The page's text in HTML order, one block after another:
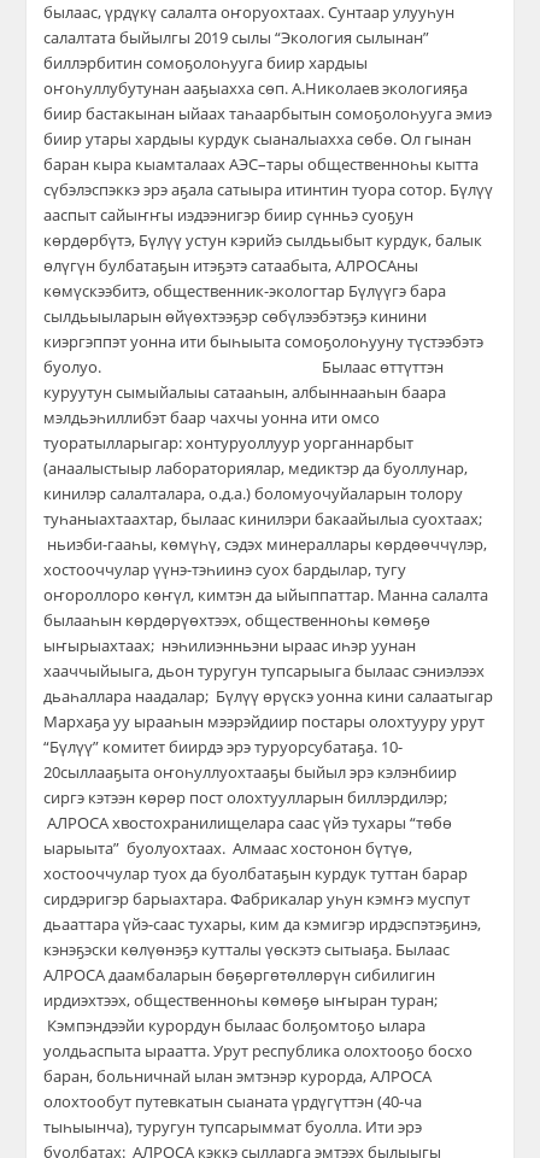
былаас, үрдүкү салалта оҥоруохтаах. Сунтаар улууһун
салалтата быйылгы 2019 сылы “Экология сылынан”
биллэрбитин сомоҕолоһууга биир хардыы
оҥоһуллубутунан ааҕыахха сөп. А.Николаев экологияҕа
биир бастакынан ыйаах таһаарбытын сомоҕолоһууга эмиэ
биир утары хардыы курдук сыаналыахха сөбө. Ол гынан
баран кыра кыамталаах АЭС–тары общественноһы кытта
сүбэлэспэккэ эрэ аҕала сатыыра итинтин туора сотор. Бүлүү
ааспыт сайыҥҥы иэдээнигэр биир сүнньэ суоҕун
көрдөрбүтэ, Бүлүү устун кэрийэ сылдьыбыт курдук, балык
өлүгүн булбатаҕын итэҕэтэ сатаабыта, АЛРОСАны
көмүскээбитэ, общественник-экологтар Бүлүүгэ бара
сылдьыыларын өйүөхтээҕэр сөбүлээбэтэҕэ кинини
киэргэппэт уонна итибыһыытасомоҕолоһууну түстээбэтэ
буолуо. Былаас өттүттэн
куруутунсымыйалыы сатааһын, албыннааһын баара
мэлдьэһиллибэт баар чахчы уонна ити омсо
туоратылларыгар:хонтуруоллуур уорганнарбыт
(анаалыстыыр лабораториялар, медиктэр да буоллунар,
кинилэр салалталара, о.д.а.) боломуочуйаларын толору
туһаныахтаахтар, былаас кинилэри бакаайылыа суохтаах;
ньиэби-гааһы, көмүһү, сэдэх минераллары көрдөөччүлэр,
хостооччулар үүнэ-тэһиинэ суох бардылар, тугу
оҥороллоро көҥүл, кимтэн да ыйыппаттар. Манна салалта
былааһын көрдөрүөхтээх, общественноһы көмөҕө
ыҥырыахтаах; нэһилиэнньэни ыраас иһэр уунан
хааччыйыыга, дьон туругун тупсарыыга былаас сэниэлээх
дьаһаллара наадалар; Бүлүү өрүскэ уонна кини салаатыгар
Мархаҕа уу ырааһын мээрэйдиир постары олохтууруурут
“Бүлүү” комитет биирдэ эрэ туруорсубатаҕа. 10-
20сыллааҕыта оҥоһуллуохтааҕы быйыл эрэ кэлэнбиир
сиргэ кэтээн көрөр пост олохтуулларын биллэрдилэр;
АЛРОСА хвостохранилищелара саас үйэ тухары “төбө
ыарыыта” буолуохтаах. Алмаас хостонон бүтүө,
хостооччулар туох да буолбатаҕын курдук туттан барар
сирдэригэр барыахтара. Фабрикалар уһун кэмҥэ муспут
дьааттара үйэ-саас тухары, ким да кэмигэр ирдэспэтэҕинэ,
кэнэҕэски көлүөнэҕэ кутталы үөскэтэ сытыаҕа. Былаас
АЛРОСА даамбаларын бөҕөргөтөллөрүн сибилигин
ирдиэхтээх, общественноһы көмөҕө ыҥыран туран;
Кэмпэндээйи курордун былаас болҕомтоҕо ылара
уолдьаспыта ыраатта. Урут республика олохтооҕо босхо
баран, больничнай ылан эмтэнэр курорда,АЛРОСА
олохтообут путевкатын сыаната үрдүгүттэн (40-ча
тыһыынча), туругун тупсарыммат буолла. Ити эрэ
буолбатах: АЛРОСА кэккэ сылларга эмтээх былыыгы